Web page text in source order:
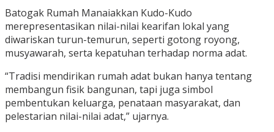
Batogak Rumah Manaiakkan Kudo-Kudo
merepresentasikan nilai-nilai kearifan lokal yang
diwariskan turun-temurun, seperti gotong royong,
musyawarah, serta kepatuhan terhadap norma adat.
“Tradisi mendirikan rumah adat bukan hanya tentang
membangun fisik bangunan, tapi juga simbol
pembentukan keluarga, penataan masyarakat, dan
pelestarian nilai-nilai adat,” ujarnya.